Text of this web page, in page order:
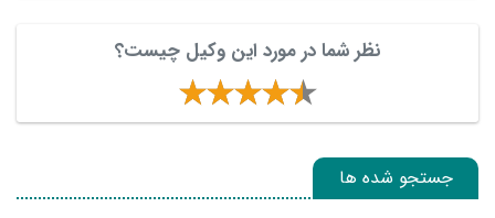
نظر شما در مورد این وکیل چیست؟
جستجو شده ها